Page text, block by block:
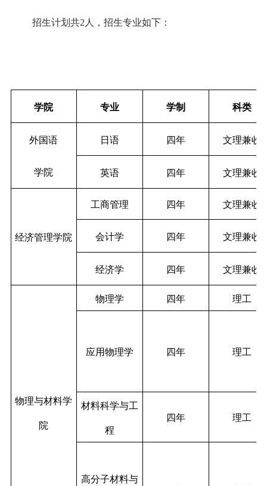
招生计划共2人，招生专业如下：
学院 专业 学制 科类
外国语 日语 四年 文理兼收
学院 英语 四年 文理兼收
经济管理学院
工商管理 四年 文理兼收
会计学 四年 文理兼收
经济学 四年 文理兼收
物理与材料学
院
物理学 四年 理工
应用物理学 四年 理工
材料科学与工
程
四年 理工
高分子材料与